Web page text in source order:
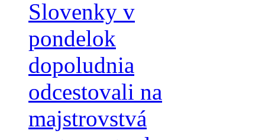
Slovenky v
pondelok
dopoludnia
odcestovali na
majstrovstvá